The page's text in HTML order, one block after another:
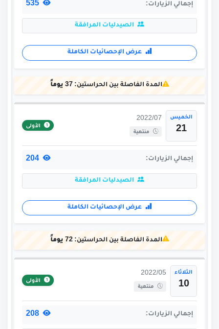
إجمالي الزيارات:
الصيدليات المرافقة
عرض الإحصائيات الكاملة
المدة الفاصلة بين الحراستين: 37 يوماً
الخميس
21
2022/07
منتهية
الأولى
إجمالي الزيارات:
الصيدليات المرافقة
عرض الإحصائيات الكاملة
المدة الفاصلة بين الحراستين:72 يوماً
الثلاثاء
10
2022/05
منتهية
الأولى
إجمالي الزيارات: